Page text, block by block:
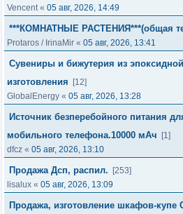
Vencent« 05 авг, 2026, 14:49
***КОМНАТНЫЕ РАСТЕНИЯ***(общая
Protaros / IrinaMir « 05 авг, 2026, 13:41
Сувениры и бижутерия из
изготовления
[12]
GlobalEnergy « 05 авг, 2026, 13:28
Источник безперебойного питания
мобильного телефона.10000 мАч
[1]
dfcz « 05 авг, 2026, 13:10
Продажа Дсп, распил.
[253]
lisalux « 05 авг, 2026, 13:09
Продажа, изготовление шкафов-купе